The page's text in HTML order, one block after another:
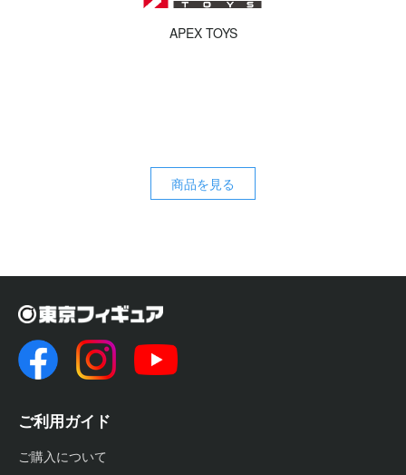
APEX TOYS
商品を見る
ご利用ガイド
ご購入について